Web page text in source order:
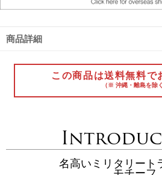
商品詳細
この商品は送料無料で
（※ 沖縄・離島を除
名高いミリタリート